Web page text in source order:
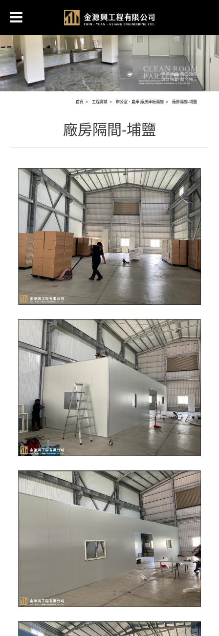
首頁 工程實績 辦公室、倉庫 廠房庫板隔間 廠房隔間-埔鹽
廠房隔間-埔鹽